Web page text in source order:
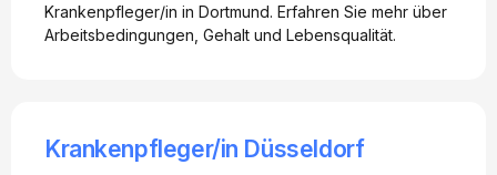
Krankenpfleger/in in Dortmund. Erfahren Sie mehr über
Arbeitsbedingungen, Gehalt und Lebensqualität.
Krankenpfleger/in Düsseldorf